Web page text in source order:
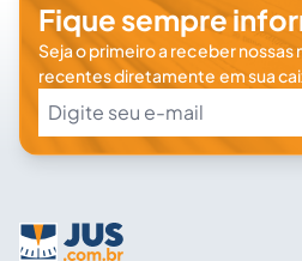
Fique sempre
Seja o primeiro a receber nossas
recentes diretamente em sua